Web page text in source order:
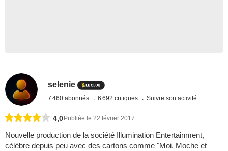
selenie
7 460 abonnés 6 692 critiques Suivre son activité
4,0 Publiée le 22 février 2017
Nouvelle production de la société Illumination Entertainment,
célèbre depuis peu avec des cartons comme "Moi, Moche et